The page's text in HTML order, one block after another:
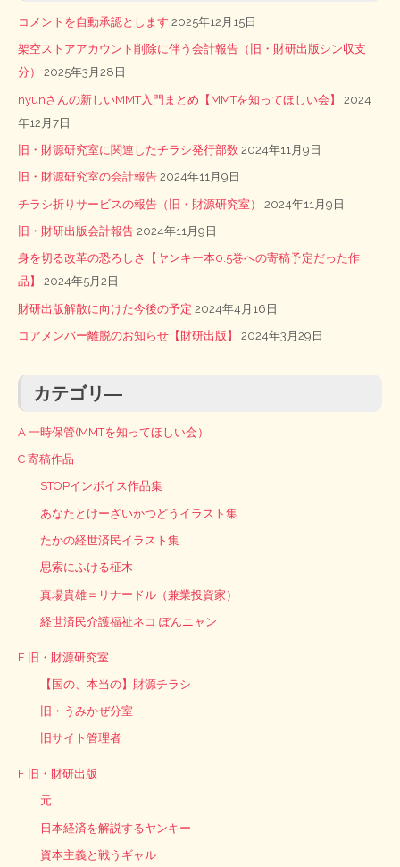
コメントを自動承認とします 2025年12月15日
架空ストアアカウント削除に伴う会計報告（旧・財研出版シン収支
分）
2025年3月28日
nyunさんの新しいMMT入門まとめ【MMTを知ってほしい会】
2024
年12月7日
旧・財源研究室に関連したチラシ発行部数 2024年11月9日
旧・財源研究室の会計報告 2024年11月9日
チラシ折りサービスの報告（旧・財源研究室） 2024年11月9日
旧・財研出版会計報告 2024年11月9日
身を切る改革の恐ろしさ【ヤンキー本0.5巻への寄稿予定だった作
品】
2024年5月2日
財研出版解散に向けた今後の予定 2024年4月16日
コアメンバー離脱のお知らせ【財研出版】 2024年3月29日
カテゴリ―
A 一時保管(MMTを知ってほしい会）
C 寄稿作品
STOPインボイス作品集
あなたとけーざいかつどうイラスト集
たかの経世済民イラスト集
思索にふける柾木
真場貴雄＝リナードル（兼業投資家）
経世済民介護福祉ネコ ぽんニャン
E 旧・財源研究室
【国の、本当の】財源チラシ
旧・うみかぜ分室
旧サイト管理者
F 旧・財研出版
元
日本経済を解説するヤンキー
資本主義と戦うギャル